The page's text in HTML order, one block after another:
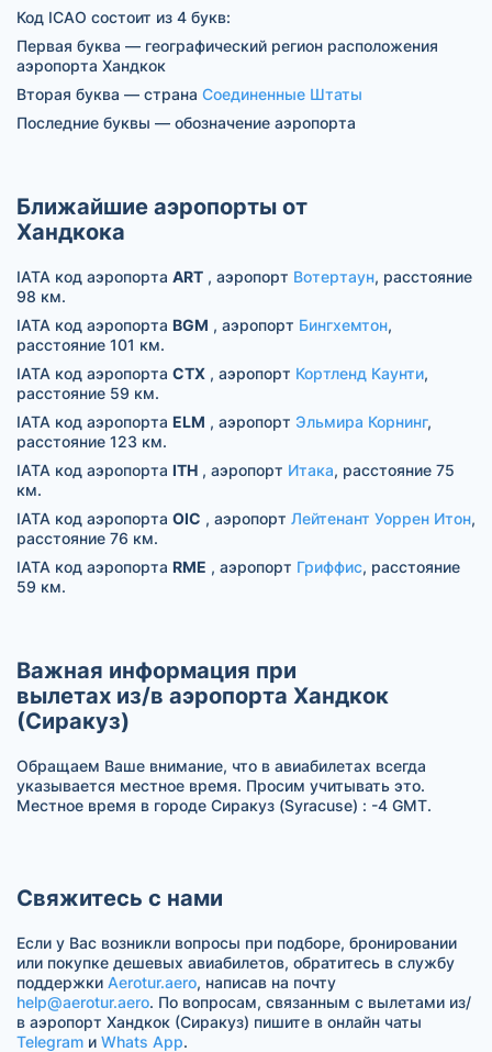
Код ICAO состоит из 4 букв:
Первая буква — географический регион расположения
аэропорта Хандкок
Вторая буква — страна Соединенные Штаты
Последние буквы — обозначение аэропорта
Ближайшие аэропорты от
Хандкока
IATA код аэропорта ART , аэропорт Вотертаун, расстояние
98 км.
IATA код аэропорта BGM , аэропорт Бингхемтон,
расстояние 101 км.
IATA код аэропорта CTX , аэропорт Кортленд Каунти,
расстояние 59 км.
IATA код аэропорта ELM , аэропорт Эльмира Корнинг,
расстояние 123 км.
IATA код аэропорта ITH , аэропорт Итака, расстояние 75
км.
IATA код аэропорта OIC , аэропорт Лейтенант Уоррен Итон,
расстояние 76 км.
IATA код аэропорта RME , аэропорт Гриффис, расстояние
59 км.
Важная информация при
вылетах из/в аэропорта Хандкок
(Сиракуз)
Обращаем Ваше внимание, что в авиабилетах всегда
указывается местное время. Просим учитывать это.
Местное время в городе Сиракуз (Syracuse) : -4 GMT.
Свяжитесь с нами
Если у Вас возникли вопросы при подборе, бронировании
или покупке дешевых авиабилетов, обратитесь в службу
поддержки Aerotur.aero, написав на почту
help@aerotur.aero. По вопросам, связанным с вылетами из/
в аэропорт Хандкок (Сиракуз) пишите в онлайн чаты
Telegram и Whats App.